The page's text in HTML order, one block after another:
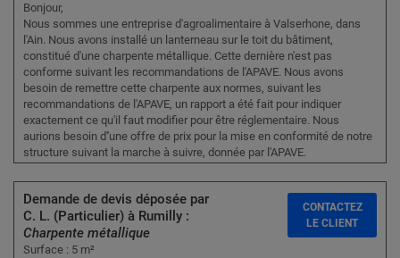
Bonjour,
Nous sommes une entreprise d'agroalimentaire à Valserhone, dans
l'Ain. Nous avons installé un lanterneau sur le toit du bâtiment,
constitué d'une charpente métallique. Cette dernière n'est pas
conforme suivant les recommandations de l'APAVE. Nous avons
besoin de remettre cette charpente aux normes, suivant les
recommandations de l'APAVE, un rapport a été fait pour indiquer
exactement ce qu'il faut modifier pour être réglementaire. Nous
aurions besoin d''une offre de prix pour la mise en conformité de notre
structure suivant la marche à suivre, donnée par l'APAVE.
Demande de devis déposée par
C. L. (Particulier) à Rumilly :
Charpente métallique
Surface : 5 m²
CONTACTEZ
LE CLIENT